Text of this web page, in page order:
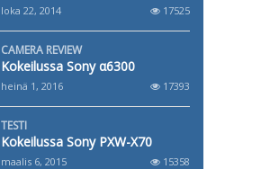
loka 22, 2014 17525
CAMERA REVIEW
Kokeilussa Sony α6300
heinä 1, 2016 17393
TESTI
Kokeilussa Sony PXW-X70
maalis 6, 2015 15358